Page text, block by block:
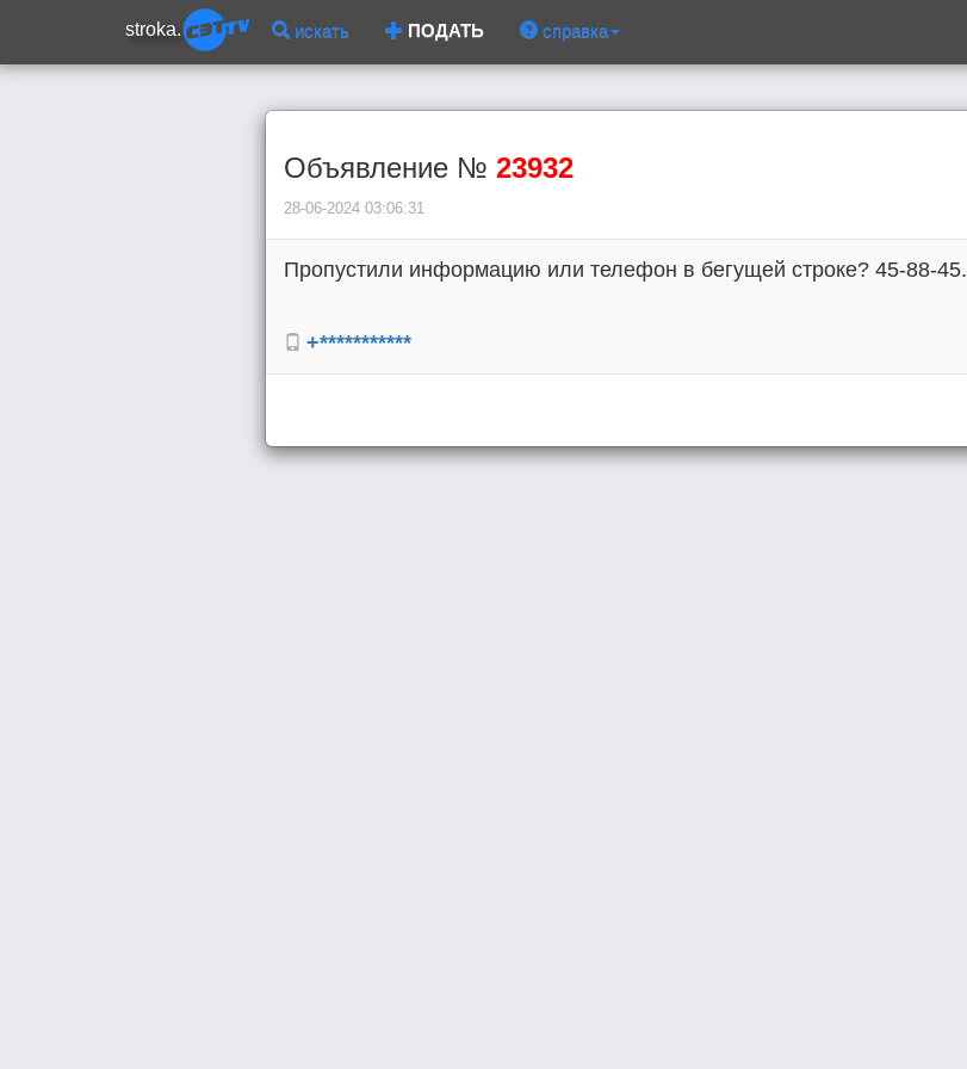
stroka. искать ПОДАТЬ справка
Объявление № 23932
28-06-2024 03:06:31
Пропустили информацию или телефон в бегущей строке? 45-88-45.
+***********